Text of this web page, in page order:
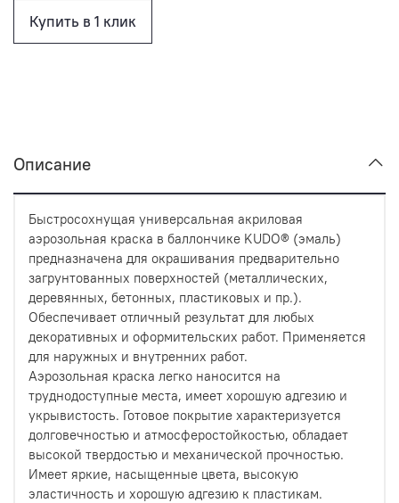
Купить в 1 клик
Описание
Быстросохнущая универсальная акриловая
аэрозольная краска в баллончике KUDO® (эмаль)
предназначена для окрашивания предварительно
загрунтованных поверхностей (металлических,
деревянных, бетонных, пластиковых и пр.).
Обеспечивает отличный результат для любых
декоративных и оформительских работ. Применяется
для наружных и внутренних работ.
Аэрозольная краска легко наносится на
труднодоступные места, имеет хорошую адгезию и
укрывистость. Готовое покрытие характеризуется
долговечностью и атмосферостойкостью, обладает
высокой твердостью и механической прочностью.
Имеет яркие, насыщенные цвета, высокую
эластичность и хорошую адгезию к пластикам.